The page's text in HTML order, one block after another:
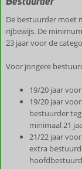
De bestuurder moet
rijbewijs. De
23 jaar voor de
Voor jongere
19/20 jaar
19/20 jaar
bestuurder
minimaal 21
21/22 jaar
extra